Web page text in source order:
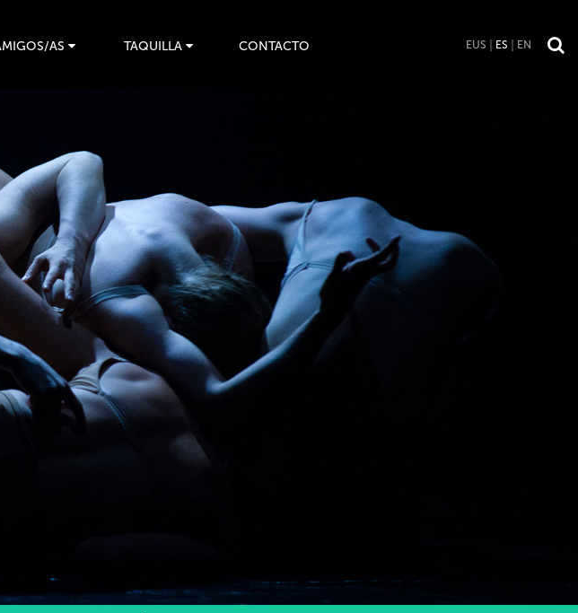
AS TAQUILLA CONTACTO EUS ES EN